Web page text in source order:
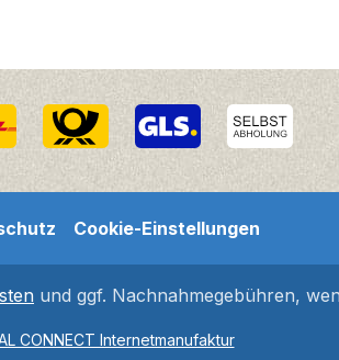
Cookie-Einstellungen
und ggf. Nachnahmegebühren,
CONNECT Internetmanufaktur